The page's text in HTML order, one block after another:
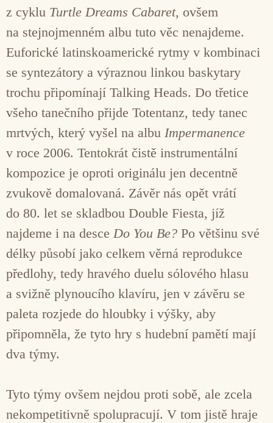
z cyklu Turtle Dreams Cabaret, ovšem
na stejnojmenném albu tuto věc nenajdeme.
Euforické latinskoamerické rytmy v kombinaci
se syntezátory a výraznou linkou baskytary
trochu připomínají Talking Heads. Do třetice
všeho tanečního přijde Totentanz, tedy tanec
mrtvých, který vyšel na albu Impermanence
v roce 2006. Tentokrát čistě instrumentální
kompozice je oproti originálu jen decentně
zvukově domalovaná. Závěr nás opět vrátí
do 80. let se skladbou Double Fiesta, jíž
najdeme i na desce Do You Be? Po většinu své
délky působí jako celkem věrná reprodukce
předlohy, tedy hravého duelu sólového hlasu
a svižně plynoucího klavíru, jen v závěru se
paleta rozjede do hloubky i výšky, aby
připomněla, že tyto hry s hudební pamětí mají
dva týmy.
Tyto týmy ovšem nejdou proti sobě, ale zcela
nekompetitivně spolupracují. V tom jistě hraje